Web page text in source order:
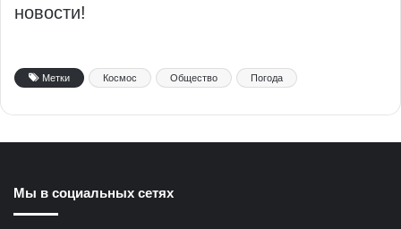
новости!
Метки Космос Общество Погода
Мы в социальных сетях